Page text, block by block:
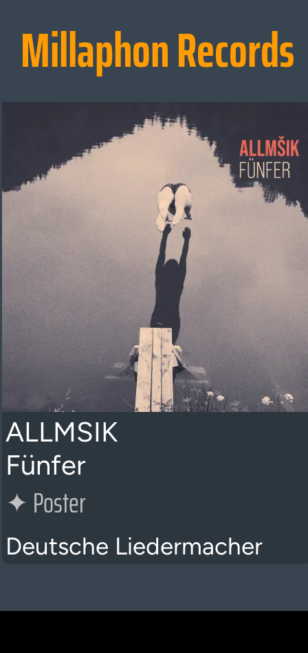
Millaphon Records
ALLMSIK
Fünfer
✦Poster
Deutsche Liedermacher